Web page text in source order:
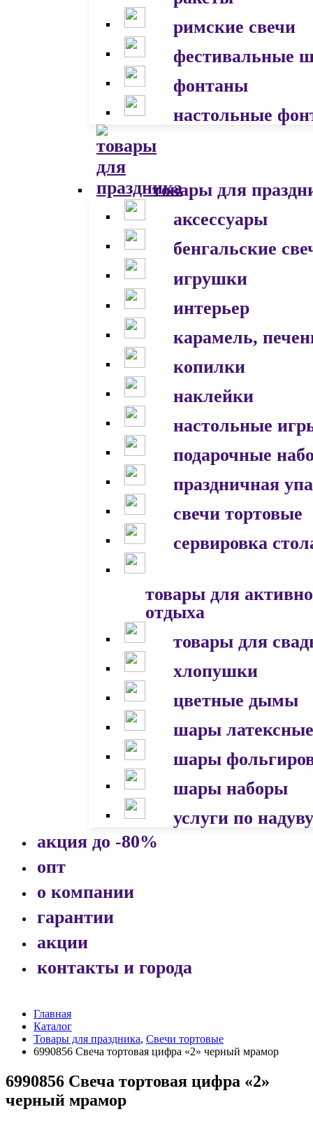
римские свечи
фестивальные
фонтаны
настольные
товары для
аксессуары
бенгальские
игрушки
интерьер
карамель,
копилки
наклейки
настольные
подарочные
праздничная
свечи тортовые
сервировка
товары для
отдыха
товары для
хлопушки
цветные дымы
шары латексные
шары
шары наборы
услуги по надуву
акция до -80%
опт
о компании
гарантии
акции
контакты и города
Главная
Каталог
Товары для праздника, Свечи тортовые
6990856 Свеча тортовая цифра «2» черный мрамор
6990856 Свеча тортовая цифра «2»
черный мрамор